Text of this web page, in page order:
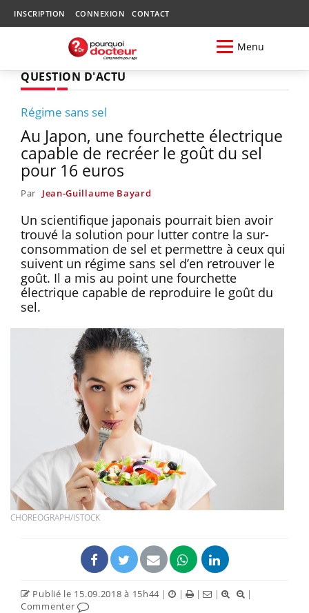
INSCRIPTION CONNEXION CONTACT
Menu
QUESTION D'ACTU
Régime sans sel
Au Japon, une fourchette électrique
capable de recréer le goût du sel
pour 16 euros
Par Jean-Guillaume Bayard
Un scientifique japonais pourrait bien avoir
trouvé la solution pour lutter contre la sur-
consommation de sel et permettre à ceux qui
suivent un régime sans sel d’en retrouver le
goût. Il a mis au point une fourchette
électrique capable de reproduire le goût du
sel.
CHOREOGRAPH/ISTOCK
Publié le 15.09.2018 à 15h44 | | | |
|
Commenter